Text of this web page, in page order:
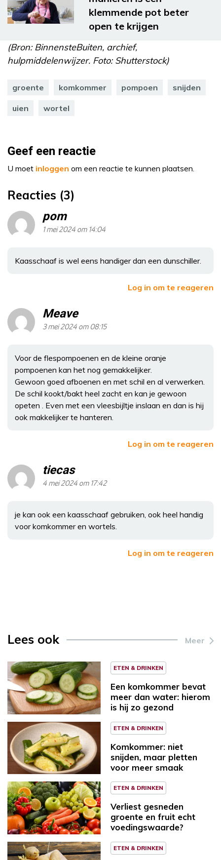
klemmende pot beter
open te krijgen
(Bron: BinnensteBuiten, archief,
hulpmiddelenwijzer. Foto: Shutterstock)
groente komkommer pompoen snijden
uien wortel
Geef een reactie
U moet inloggen om een reactie te kunnen plaatsen.
Reacties (3)
pom
1 mei 2024 om 14:04
Kaasschaaf is wel eens handiger dan een dunschiller.
Log in om te reageren
Meave
3 mei 2024 om 08:15
Voor de flespompoenen en de kleine oranje
pompoenen kan het nog gemakkelijker.
Gewoon goed afboenen en met schil en al verwerken.
De schil kookt/bakt heel zacht en kan je gewoon
opeten . Even met een vleesbijltje inslaan en dan is hij
ook makkelijker te hanteren.
Log in om te reageren
tiecas
4 mei 2024 om 17:42
je kan ook een kaasschaaf gebruiken, ook heel handig
voor komkommer en wortels.
Log in om te reageren
Lees ook Meer
ETEN & DRINKEN
Een komkommer bevat
meer dan water: hierom
is hij zo gezond
ETEN & DRINKEN
Komkommer: niet
snijden, maar pletten
voor meer smaak
ETEN & DRINKEN
Verliest gesneden
groente en fruit echt
voedingswaarde?
ETEN & DRINKEN